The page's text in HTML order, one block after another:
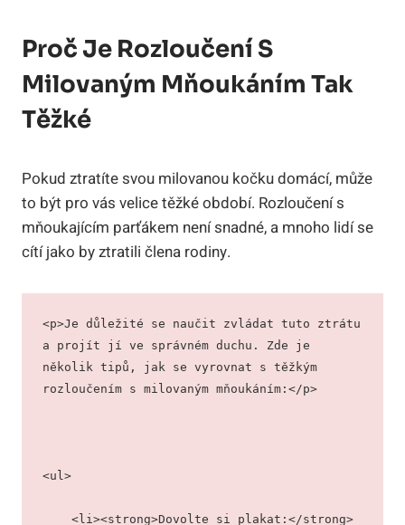
Proč Je Rozloučení S
Milovaným Mňoukáním Tak
Těžké
Pokud ztratíte svou milovanou kočku domácí, může
to být pro vás velice těžké období. Rozloučení s
mňoukajícím parťákem není snadné, a mnoho lidí se
cítí jako by ztratili člena rodiny.
<p>Je důležité se naučit zvládat tuto ztrátu
a projít jí ve správném duchu. Zde je
několik tipů, jak se vyrovnat s těžkým
rozloučením s milovaným mňoukáním:</p>
<ul>